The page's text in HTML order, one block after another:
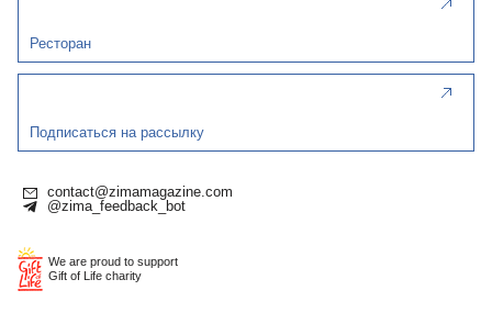
Ресторан
Подписаться на рассылку
contact@zimamagazine.com
@zima_feedback_bot
We are proud to support
Gift of Life charity